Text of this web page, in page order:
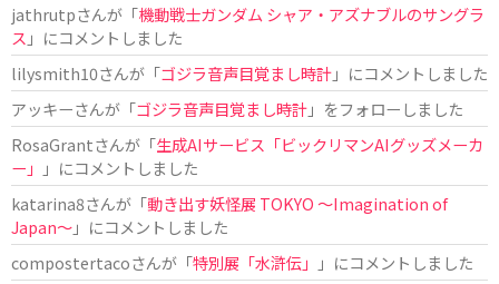
jathrutpさんが「機動戦士ガンダム シャア・アズナブルのサングラ
ス 」にコメントしました
lilysmith10さんが「ゴジラ音声目覚まし時計」にコメントしました
アッキーさんが「ゴジラ音声目覚まし時計」をフォローしました
RosaGrantさんが「生成AIサービス「ビックリマンAIグッズメーカ
ー」
」にコメントしました
katarina8さんが「動き出す妖怪展 TOKYO 〜Imagination of
Japan〜」にコメントしました
compostertacoさんが「特別展「水滸伝」
」にコメントしました